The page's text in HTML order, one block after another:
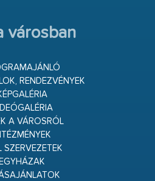
városban
RENDEZVÉNYEK
A VÁROSRÓL
SZERVEZETEK
EGYHÁZAK